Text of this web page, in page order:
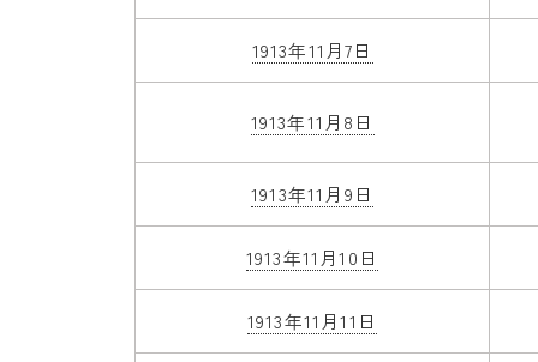
1913年11月7日
1913年11月8日
1913年11月9日
1913年11月10日
1913年11月11日